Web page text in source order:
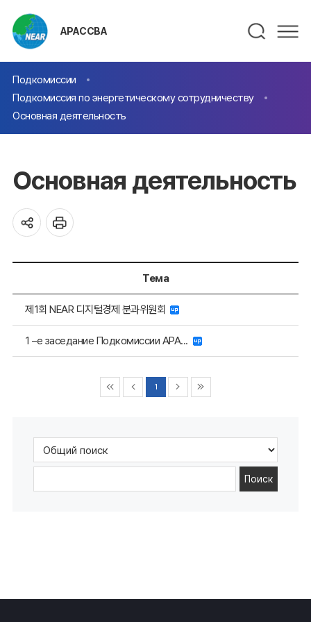
АРАССВА
Подкомиссии
Подкомиссия по энергетическому сотрудничеству
Основная деятельность
Основная деятельность
Тема
제1회 NEAR 디지털경제 분과위원회
1 –е заседание Подкомиссии АРА...
1
Поиск